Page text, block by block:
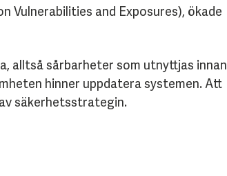
Vulnerabilities and Exposures), ökade
alltså sårbarheter som utnyttjas innan
hinner uppdatera systemen. Att
säkerhetsstrategin.